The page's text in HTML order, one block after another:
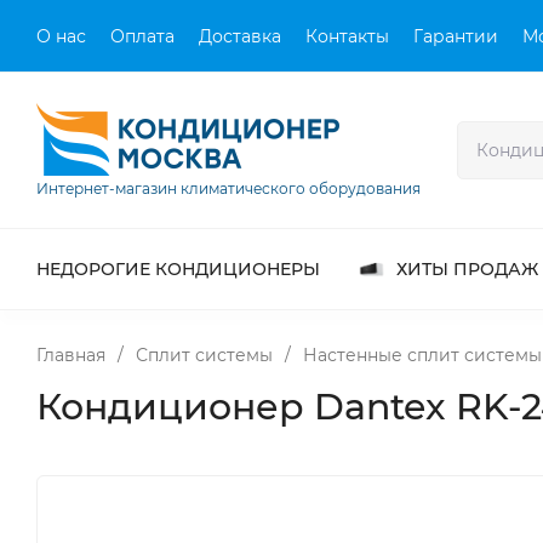
О нас Оплата Доставка Контакты Гарантии
Интернет-магазин климатического оборудования
НЕДОРОГИЕ КОНДИЦИОНЕРЫ ХИТЫ ПРОДАЖ
Главная / Сплит системы / Настенные сплит системы
Кондиционер Dantex RK-